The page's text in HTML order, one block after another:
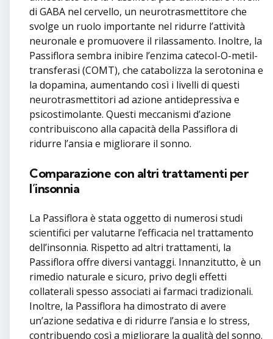
di GABA nel cervello, un neurotrasmettitore che
svolge un ruolo importante nel ridurre l’attività
neuronale e promuovere il rilassamento. Inoltre, la
Passiflora sembra inibire l’enzima catecol-O-metil-
transferasi (COMT), che catabolizza la serotonina e
la dopamina, aumentando così i livelli di questi
neurotrasmettitori ad azione antidepressiva e
psicostimolante. Questi meccanismi d’azione
contribuiscono alla capacità della Passiflora di
ridurre l’ansia e migliorare il sonno.
Comparazione con altri trattamenti per
l’insonnia
La Passiflora è stata oggetto di numerosi studi
scientifici per valutarne l’efficacia nel trattamento
dell’insonnia. Rispetto ad altri trattamenti, la
Passiflora offre diversi vantaggi. Innanzitutto, è un
rimedio naturale e sicuro, privo degli effetti
collaterali spesso associati ai farmaci tradizionali.
Inoltre, la Passiflora ha dimostrato di avere
un’azione sedativa e di ridurre l’ansia e lo stress,
contribuendo così a migliorare la qualità del sonno.